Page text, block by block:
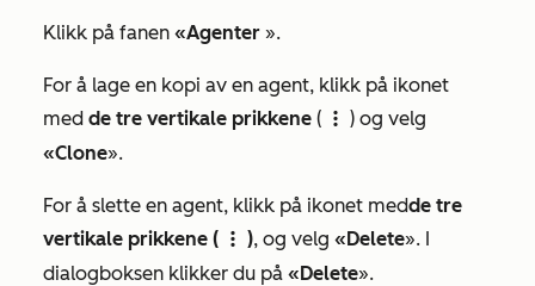
Klikk på fanen «Agenter ».
For å lage en kopi av en agent, klikk på ikonet
med de tre vertikale prikkene ( verticalMenuIcon
) og velg
«Clone».
For å slette en agent, klikk på ikonet medde tre
vertikale prikkene (
verticalMenuIcon ), og velg «Delete». I
dialogboksen klikker du på «Delete».